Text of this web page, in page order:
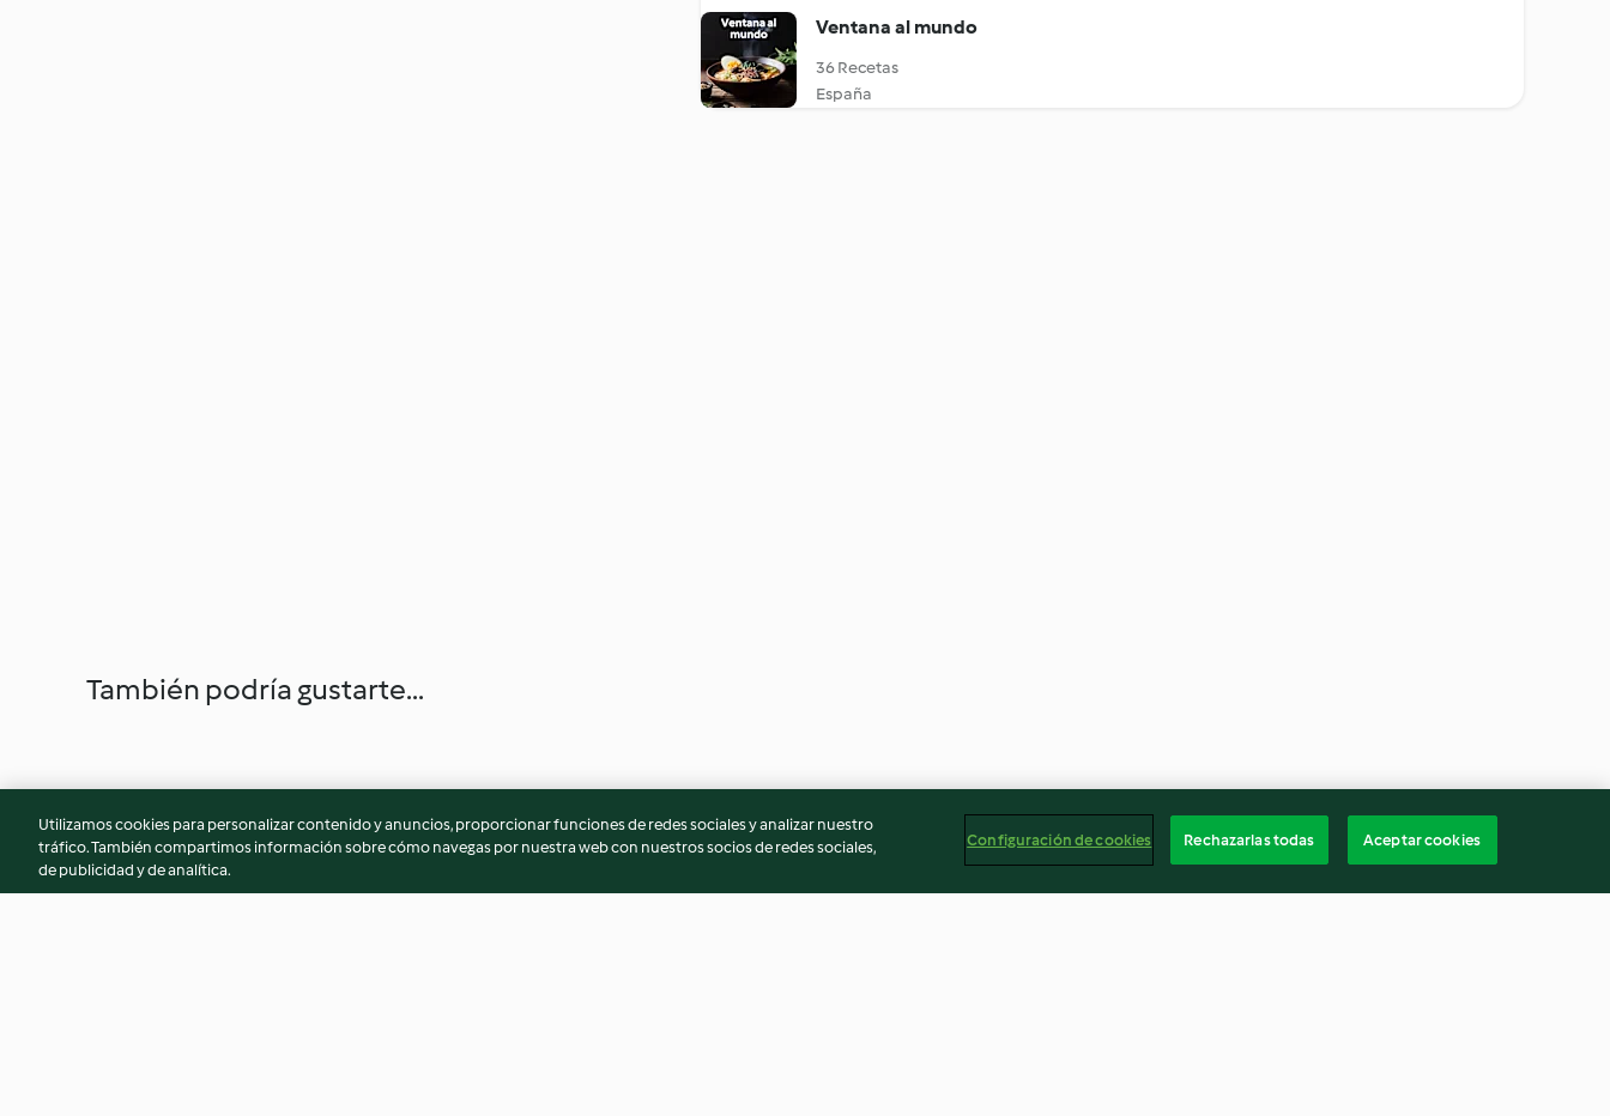
Ventana al mundo
36 Recetas
España
También podría gustarte...
Utilizamos cookies para personalizar contenido y anuncios, proporcionar funciones de redes sociales y analizar nuestro
tráfico. También compartimos información sobre cómo navegas por nuestra web con nuestros socios de redes sociales,
de publicidad y de analítica.
Configuración de cookies Rechazarlas todas Aceptar cookies